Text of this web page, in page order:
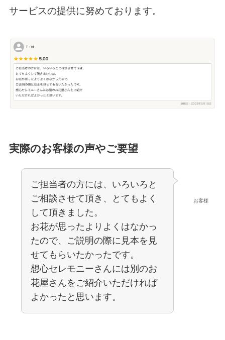
サービスの提供に努めております。
実際のお客様の声やご要望
お客様
ご担当者の方には、いろいろと
ご相談させて頂き、とてもよく
して頂きました。
お花が思ったよりよくはなかっ
たので、ご説明の際に見本を見
せてもらいたかったです。
想心セレモニーさんには別のお
花屋さんをご紹介いただければ
よかったと思います。